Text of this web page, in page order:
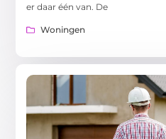
er daar één van. De
Woningen